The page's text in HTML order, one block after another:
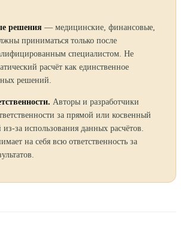
решения — медицинские, финансовые,
приниматься только после
специалистом. Не
расчёт как единственное
решений.
Авторы и разработчики
за прямой или косвенный
за использования данных расчётов.
на себя всю ответственность за